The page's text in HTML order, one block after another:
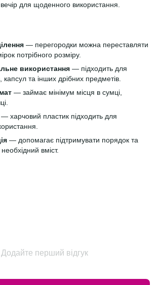
для щоденного використання.
— перегородки можна переставляти
потрібного розміру.
використання — підходить для
капсул та інших дрібних предметів.
— займає мінімум місця в сумці,
— харчовий пластик підходить для
— допомагає підтримувати порядок та
вміст.
Додайте перший відгук